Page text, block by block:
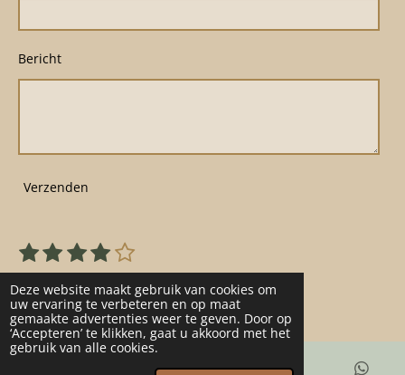
Deze website maakt gebruik van cookies om
uw ervaring te verbeteren en op maat
gemaakte advertenties weer te geven. Door op
‘Accepteren’ te klikken, gaat u akkoord met het
gebruik van alle cookies.
Bericht
Verzenden
R
a
t
i
n
1
s
t
e
r
2
s
t
e
r
r
3
s
t
e
r
r
4
s
t
e
r
r
5
s
t
e
r
r
S
e
m
m
e
n
22 stemmen